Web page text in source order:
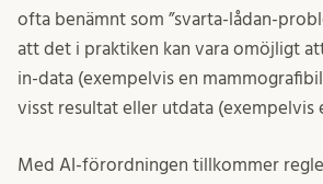
ofta benämnt som ”svarta-lådan-
att det i praktiken kan vara omöjligt
in-data (exempelvis en
visst resultat eller utdata (exempelvis
Med AI-förordningen tillkommer